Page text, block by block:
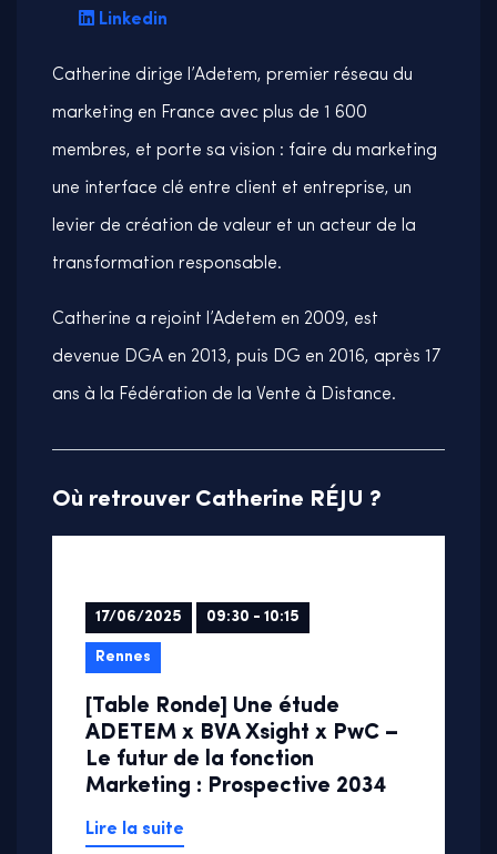
Linkedin
Catherine dirige l’Adetem, premier réseau du
marketing en France avec plus de 1 600
membres, et porte sa vision : faire du marketing
une interface clé entre client et entreprise, un
levier de création de valeur et un acteur de la
transformation responsable.
Catherine a rejoint l’Adetem en 2009, est
devenue DGA en 2013, puis DG en 2016, après 17
ans à la Fédération de la Vente à Distance.
Où retrouver Catherine RÉJU ?
17/06/2025 09:30 - 10:15
Rennes
[Table Ronde] Une étude
ADETEM x BVA Xsight x PwC –
Le futur de la fonction
Marketing : Prospective 2034
Lire la suite